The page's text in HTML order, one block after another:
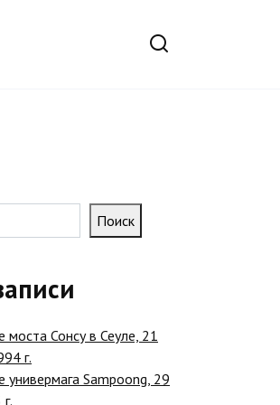
Поиск
моста Сонсу в Сеуле, 21
г.
универмага Sampoong, 29